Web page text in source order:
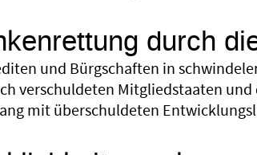
durch
und Bürgschaften in
verschuldeten Mitgliedstaaten
mit überschuldeten